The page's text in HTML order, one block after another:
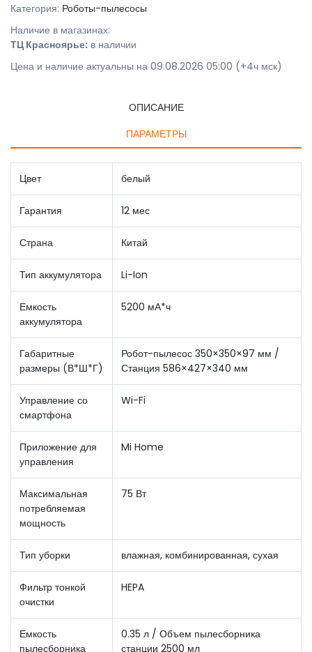
Категория: Роботы-пылесосы
Наличие в магазинах:
ТЦ Красноярье: в наличии
Цена и наличие актуальны на 09.08.2026 05:00 (+4ч мск)
ОПИСАНИЕ
ПАРАМЕТРЫ
Цвет белый
Гарантия 12 мес
Страна Китай
Тип аккумулятора Li-Ion
Емкость
аккумулятора
5200 мА*ч
Габаритные
размеры (В*Ш*Г)
Робот-пылесос 350×350×97 мм /
Станция 586×427×340 мм
Управление со
смартфона
Wi-Fi
Приложение для
управления
Mi Home
Максимальная
потребляемая
мощность
75 Вт
Тип уборки влажная, комбинированная, сухая
Фильтр тонкой
очистки
HEPA
Емкость
пылесборника
0.35 л / Объем пылесборника
станции 2500 мл